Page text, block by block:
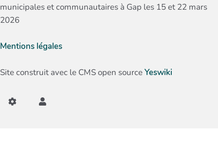
municipales et communautaires à Gap les 15 et 22 mars
2026
Mentions légales
Site construit avec le CMS open sourceYeswiki